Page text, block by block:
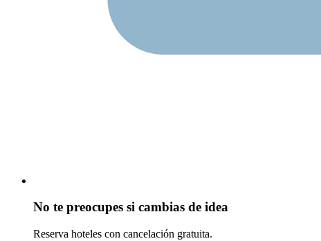
No te preocupes si cambias de idea
Reserva hoteles con cancelación gratuita.